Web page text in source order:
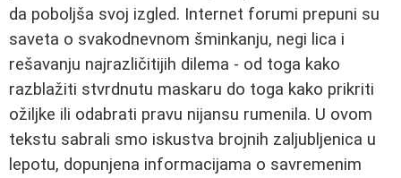
da poboljša svoj izgled. Internet forumi prepuni su
saveta o svakodnevnom šminkanju, negi lica i
rešavanju najrazličitijih dilema - od toga kako
razblažiti stvrdnutu maskaru do toga kako prikriti
ožiljke ili odabrati pravu nijansu rumenila. U ovom
tekstu sabrali smo iskustva brojnih zaljubljenica u
lepotu, dopunjena informacijama o savremenim